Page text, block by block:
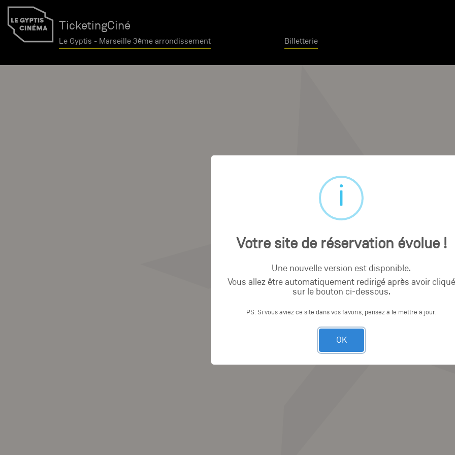
TicketingCiné
Le Gyptis - Marseille 3ème arrondissement Billetterie
Votre site de réservation évolue !
Une nouvelle version est disponible.
Vous allez être automatiquement redirigé après avoir cliqué
sur le bouton ci-dessous.
PS: Si vous aviez ce site dans vos favoris, pensez à le mettre à jour.
OK